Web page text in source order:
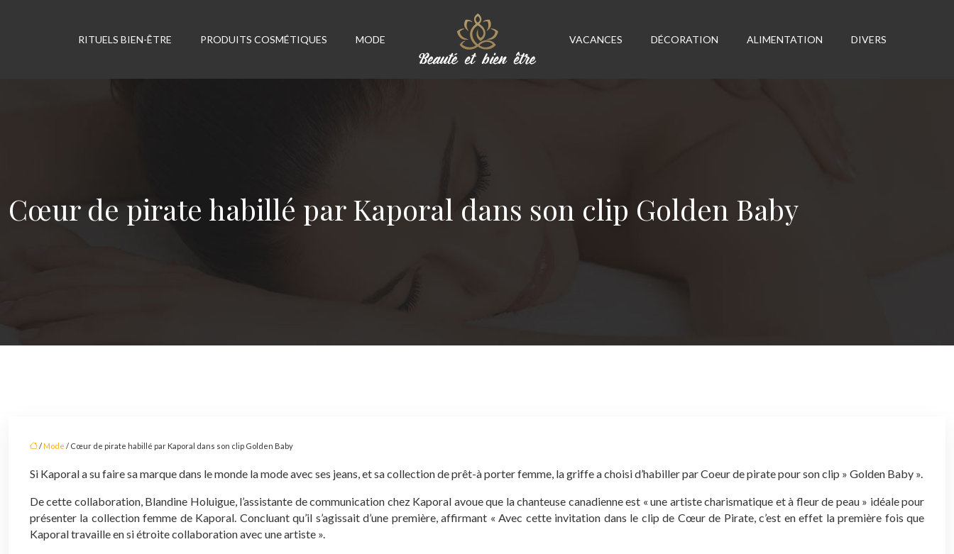
MODE
PRODUITS COSMÉTIQUES
RITUELS BIEN-ÊTRE VACANCES DÉCORATION ALIMENTATION DIVERS
Cœur de pirate habillé par Kaporal dans son clip Golden Baby
/ Mode / Cœur de pirate habillé par Kaporal dans son clip Golden Baby
Si Kaporal a su faire sa marque dans le monde la mode avec ses jeans, et sa collection de prêt-à porter femme, la griffe a choisi d’habiller par Coeur de pirate pour son clip » Golden Baby ».
De cette collaboration, Blandine Holuigue, l’assistante de communication chez Kaporal avoue que la chanteuse canadienne est « une artiste charismatique et à fleur de peau » idéale pour
présenter la collection femme de Kaporal. Concluant qu’il s’agissait d’une première, affirmant « Avec cette invitation dans le clip de Cœur de Pirate, c’est en effet la première fois que
Kaporal travaille en si étroite collaboration avec une artiste ».